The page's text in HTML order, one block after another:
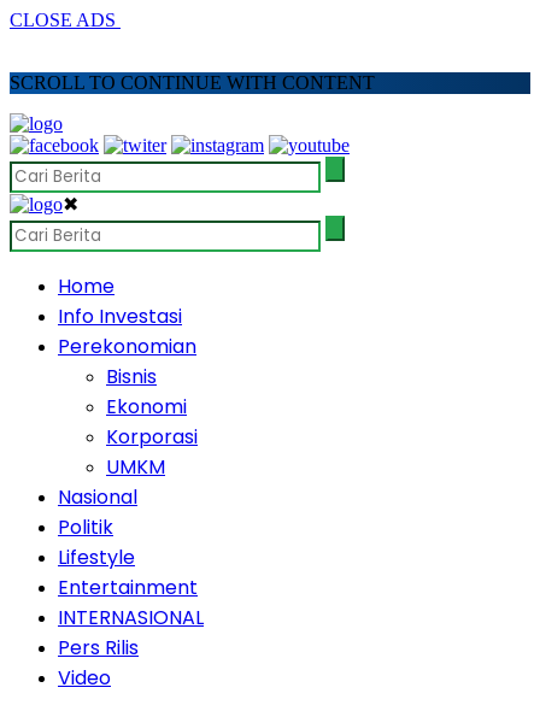
CLOSE ADS
SCROLL TO CONTINUE WITH CONTENT
✖
Home
Info Investasi
Perekonomian
Bisnis
Ekonomi
Korporasi
UMKM
Nasional
Politik
Lifestyle
Entertainment
INTERNASIONAL
Pers Rilis
Video